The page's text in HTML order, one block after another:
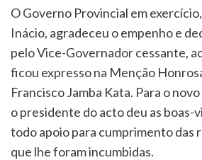
O Governo Provincial em
Inácio, agradeceu o empenho e
pelo Vice-Governador cessante,
ficou expresso na Menção
Francisco Jamba Kata. Para o
o presidente do acto deu as boas-
todo apoio para cumprimento das
que lhe foram incumbidas.